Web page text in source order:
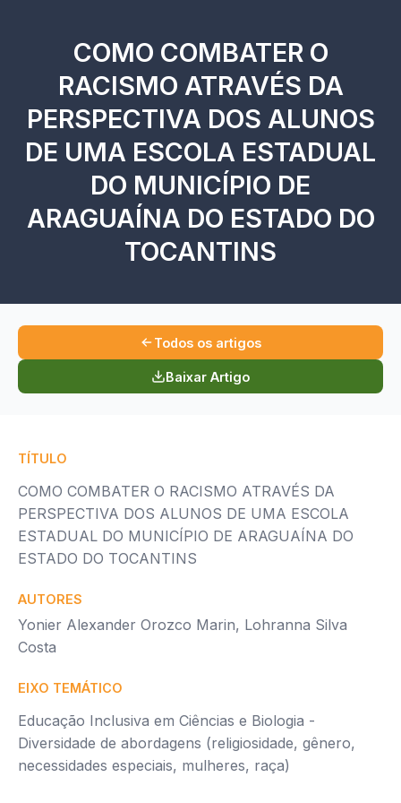
COMO COMBATER O
RACISMO ATRAVÉS DA
PERSPECTIVA DOS ALUNOS
DE UMA ESCOLA ESTADUAL
DO MUNICÍPIO DE
ARAGUAÍNA DO ESTADO DO
TOCANTINS
Todos os artigos
Baixar Artigo
TÍTULO
COMO COMBATER O RACISMO ATRAVÉS DA
PERSPECTIVA DOS ALUNOS DE UMA ESCOLA
ESTADUAL DO MUNICÍPIO DE ARAGUAÍNA DO
ESTADO DO TOCANTINS
AUTORES
Yonier Alexander Orozco Marin, Lohranna Silva
Costa
EIXO TEMÁTICO
Educação Inclusiva em Ciências e Biologia -
Diversidade de abordagens (religiosidade, gênero,
necessidades especiais, mulheres, raça)